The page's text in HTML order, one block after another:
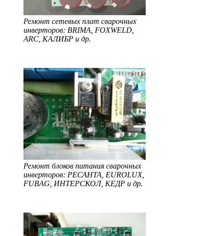
Ремонт сетевых плат сварочных
инверторов: BRIMA, FOXWELD,
ARC, КАЛИБР и др.
Ремонт блоков питания сварочных
инверторов: РЕСАНТА, EUROLUX,
FUBAG, ИНТЕРСКОЛ, КЕДР и др.